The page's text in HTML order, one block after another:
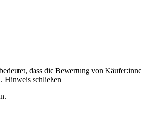
dass die Bewertung von
Hinweis schließen